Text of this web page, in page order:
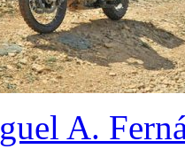
A.